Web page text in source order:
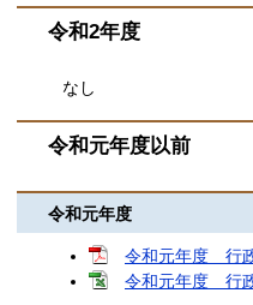
令和2年度
なし
令和元年度以前
令和元年度
令和元年度 行
令和元年度 行